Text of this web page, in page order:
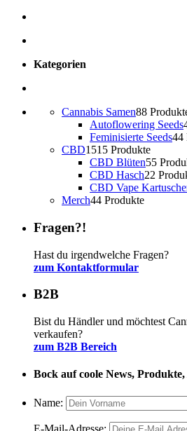
Kategorien
Cannabis Samen88
Autoflowering Seeds
Feminisierte Seeds44
CBD1515 Produkte
CBD Blüten55
CBD Hasch22
CBD Vape
Merch44 Produkte
Fragen?!
Hast du irgendwelche Fragen?
zum Kontaktformular
B2B
Bist du Händler und möchtest
verkaufen?
zum B2B Bereich
Bock auf coole News,
Name:
E-Mail-Adresse: